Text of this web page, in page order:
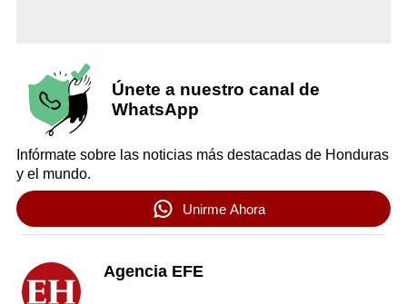
Únete a nuestro canal de
WhatsApp
Infórmate sobre las noticias más destacadas de Honduras
y el mundo.
Unirme Ahora
Agencia EFE